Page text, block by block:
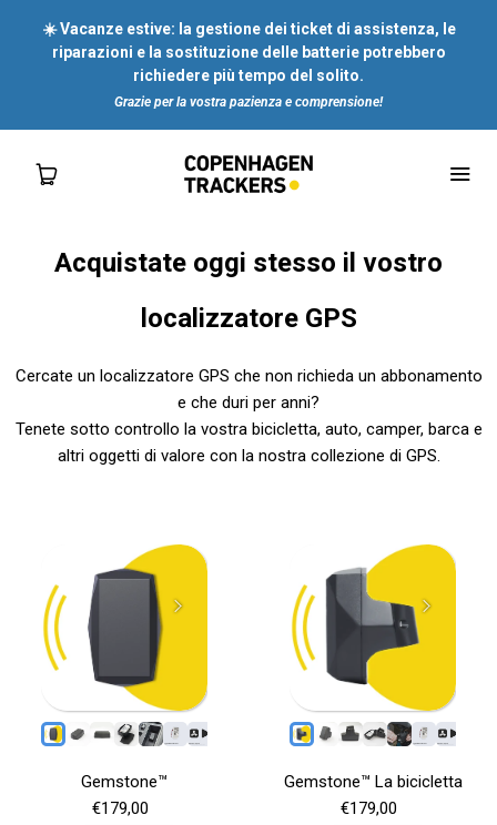
☀️ Vacanze estive: la gestione dei ticket di assistenza, le
riparazioni e la sostituzione delle batterie potrebbero
richiedere più tempo del solito.
Grazie per la vostra pazienza e comprensione!
NEGOZIO
PER TE
PER LE IMPRESE
CONTATTO
IL MIO ACCOUNT
Acquistate oggi stesso il vostro
localizzatore GPS
Cercate un localizzatore GPS che non richieda un abbonamento
e che duri per anni?
Tenete sotto controllo la vostra bicicletta, auto, camper, barca e
altri oggetti di valore con la nostra collezione di GPS.
Gemstone™
€179,00
Gemstone™ La bicicletta
€179,00